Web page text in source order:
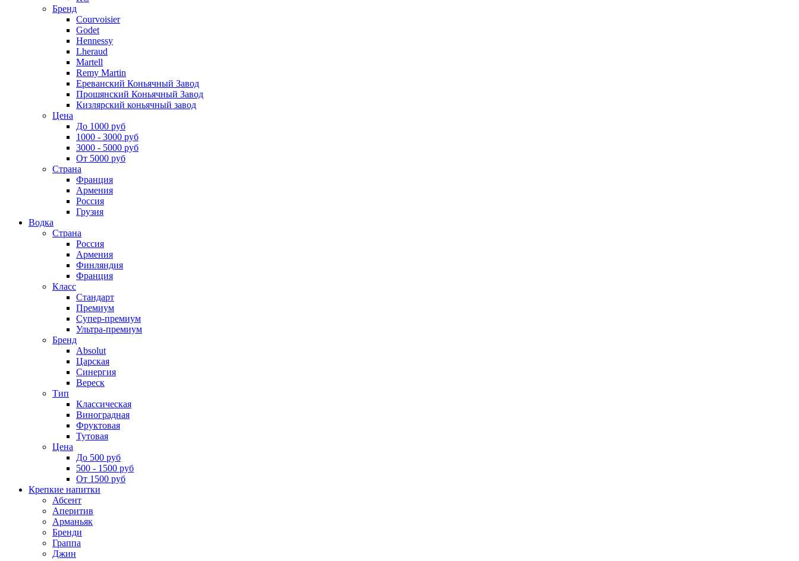
Бренд
Courvoisier
Godet
Hennessy
Lheraud
Martell
Remy Martin
Ереванский Коньячный Завод
Прошянский Коньячный Завод
Кизлярский коньячный завод
Цена
До 1000 руб
1000 - 3000 руб
3000 - 5000 руб
От 5000 руб
Страна
Франция
Армения
Россия
Грузия
Водка
Страна
Россия
Армения
Финляндия
Франция
Класс
Стандарт
Премиум
Супер-премиум
Ультра-премиум
Бренд
Absolut
Царская
Синергия
Вереск
Тип
Классическая
Виноградная
Фруктовая
Тутовая
Цена
До 500 руб
500 - 1500 руб
От 1500 руб
Крепкие напитки
Абсент
Аперитив
Арманьяк
Бренди
Граппа
Джин